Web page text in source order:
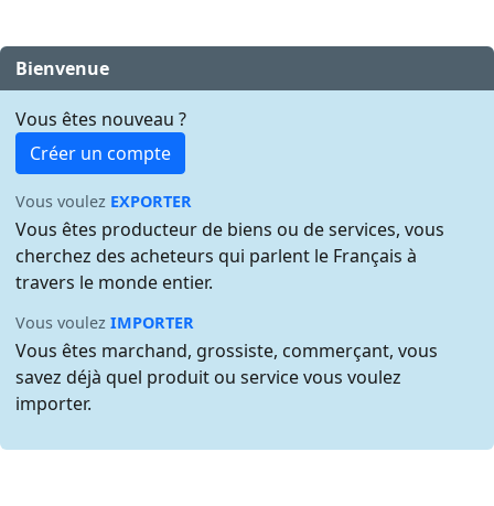
Bienvenue
Vous êtes nouveau ?
Créer un compte
Vous voulez EXPORTER
Vous êtes producteur de biens ou de services, vous
cherchez des acheteurs qui parlent le Français à
travers le monde entier.
Vous voulezIMPORTER
Vous êtes marchand, grossiste, commerçant, vous
savez déjà quel produit ou service vous voulez
importer.